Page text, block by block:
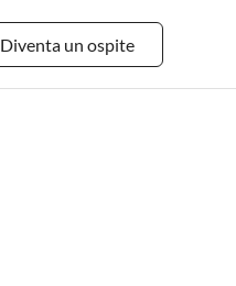
Diventa un ospite